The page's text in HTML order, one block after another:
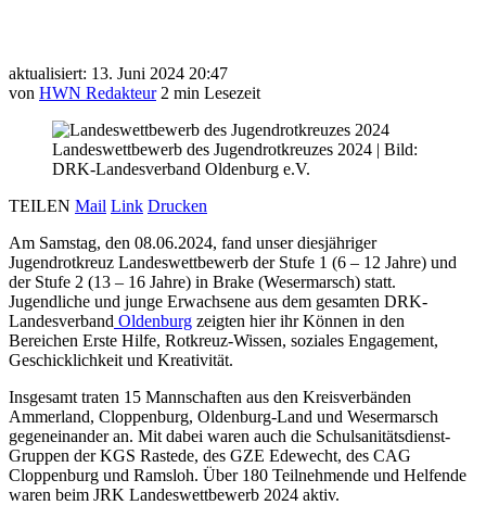
aktualisiert: 13. Juni 2024 20:47
von HWN Redakteur 2 min Lesezeit
Landeswettbewerb des Jugendrotkreuzes 2024 | Bild:
DRK-Landesverband Oldenburg e.V.
TEILEN Mail Link Drucken
Am Samstag, den 08.06.2024, fand unser diesjähriger
Jugendrotkreuz Landeswettbewerb der Stufe 1 (6 – 12 Jahre) und
der Stufe 2 (13 – 16 Jahre) in Brake (Wesermarsch) statt.
Jugendliche und junge Erwachsene aus dem gesamten DRK-
Landesverband Oldenburg zeigten hier ihr Können in den
Bereichen Erste Hilfe, Rotkreuz-Wissen, soziales Engagement,
Geschicklichkeit und Kreativität.
Insgesamt traten 15 Mannschaften aus den Kreisverbänden
Ammerland, Cloppenburg, Oldenburg-Land und Wesermarsch
gegeneinander an. Mit dabei waren auch die Schulsanitätsdienst-
Gruppen der KGS Rastede, des GZE Edewecht, des CAG
Cloppenburg und Ramsloh. Über 180 Teilnehmende und Helfende
waren beim JRK Landeswettbewerb 2024 aktiv.